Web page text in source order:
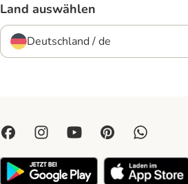
Land auswählen
Deutschland / de